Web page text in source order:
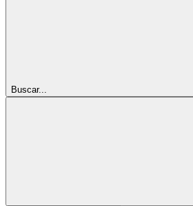
Buscar...